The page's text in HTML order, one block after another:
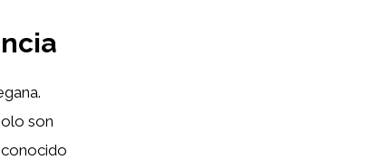
son
conocido